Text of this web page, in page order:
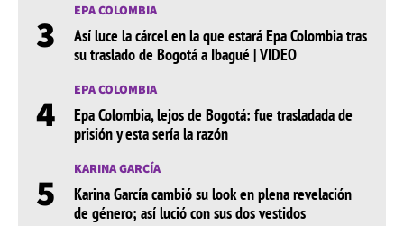
3 EPA COLOMBIA
Así luce la cárcel en la que estará Epa Colombia tras
su traslado de Bogotá a Ibagué | VIDEO
4 EPA COLOMBIA
Epa Colombia, lejos de Bogotá: fue trasladada de
prisión y esta sería la razón
5 KARINA GARCÍA
Karina García cambió su look en plena revelación
de género; así lució con sus dos vestidos